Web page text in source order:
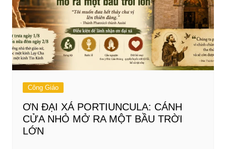
Công Giáo
ƠN ĐẠI XÁ PORTIUNCULA: CÁNH
CỬA NHỎ MỞ RA MỘT BẦU TRỜI
LỚN